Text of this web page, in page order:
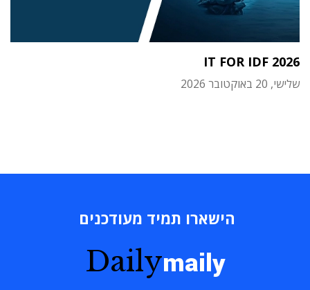
IT FOR IDF 2026
שלישי, 20 באוקטובר 2026
הישארו תמיד מעודכנים
Dailymaily